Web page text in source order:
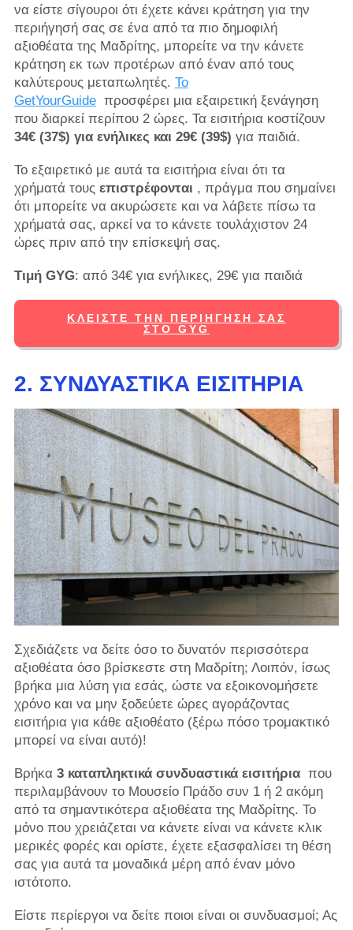
να είστε σίγουροι ότι έχετε κάνει κράτηση για την
περιήγησή σας σε ένα από τα πιο δημοφιλή
αξιοθέατα της Μαδρίτης, μπορείτε να την κάνετε
κράτηση εκ των προτέρων από έναν από τους
καλύτερους μεταπωλητές. Το
GetYourGuideπροσφέρει μια εξαιρετική ξενάγηση
που διαρκεί περίπου 2 ώρες. Τα εισιτήρια κοστίζουν
34€ (37$) για ενήλικες και 29€ (39$) για παιδιά.
Το εξαιρετικό με αυτά τα εισιτήρια είναι ότι τα
χρήματά τους επιστρέφονται , πράγμα που σημαίνει
ότι μπορείτε να ακυρώσετε και να λάβετε πίσω τα
χρήματά σας, αρκεί να το κάνετε τουλάχιστον 24
ώρες πριν από την επίσκεψή σας.
Τιμή GYG: από 34€ για ενήλικες, 29€ για παιδιά
ΚΛΕΊΣΤΕ ΤΗΝ ΠΕΡΙΉΓΗΣΉ ΣΑΣ
ΣΤΟ GYG
2. ΣΥΝΔΥΑΣΤΙΚΆ ΕΙΣΙΤΉΡΙΑ
Σχεδιάζετε να δείτε όσο το δυνατόν περισσότερα
αξιοθέατα όσο βρίσκεστε στη Μαδρίτη; Λοιπόν, ίσως
βρήκα μια λύση για εσάς, ώστε να εξοικονομήσετε
χρόνο και να μην ξοδεύετε ώρες αγοράζοντας
εισιτήρια για κάθε αξιοθέατο (ξέρω πόσο τρομακτικό
μπορεί να είναι αυτό)!
Βρήκα 3 καταπληκτικά συνδυαστικά εισιτήριαπου
περιλαμβάνουν το Μουσείο Πράδο συν 1 ή 2 ακόμη
από τα σημαντικότερα αξιοθέατα της Μαδρίτης. Το
μόνο που χρειάζεται να κάνετε είναι να κάνετε κλικ
μερικές φορές και ορίστε, έχετε εξασφαλίσει τη θέση
σας για αυτά τα μοναδικά μέρη από έναν μόνο
ιστότοπο.
Είστε περίεργοι να δείτε ποιοι είναι οι συνδυασμοί; Ας